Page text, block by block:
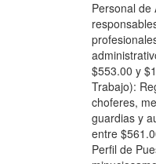
Personal de
$553.00 y
Trabajo):
choferes,
guardias y
entre
Perfil de